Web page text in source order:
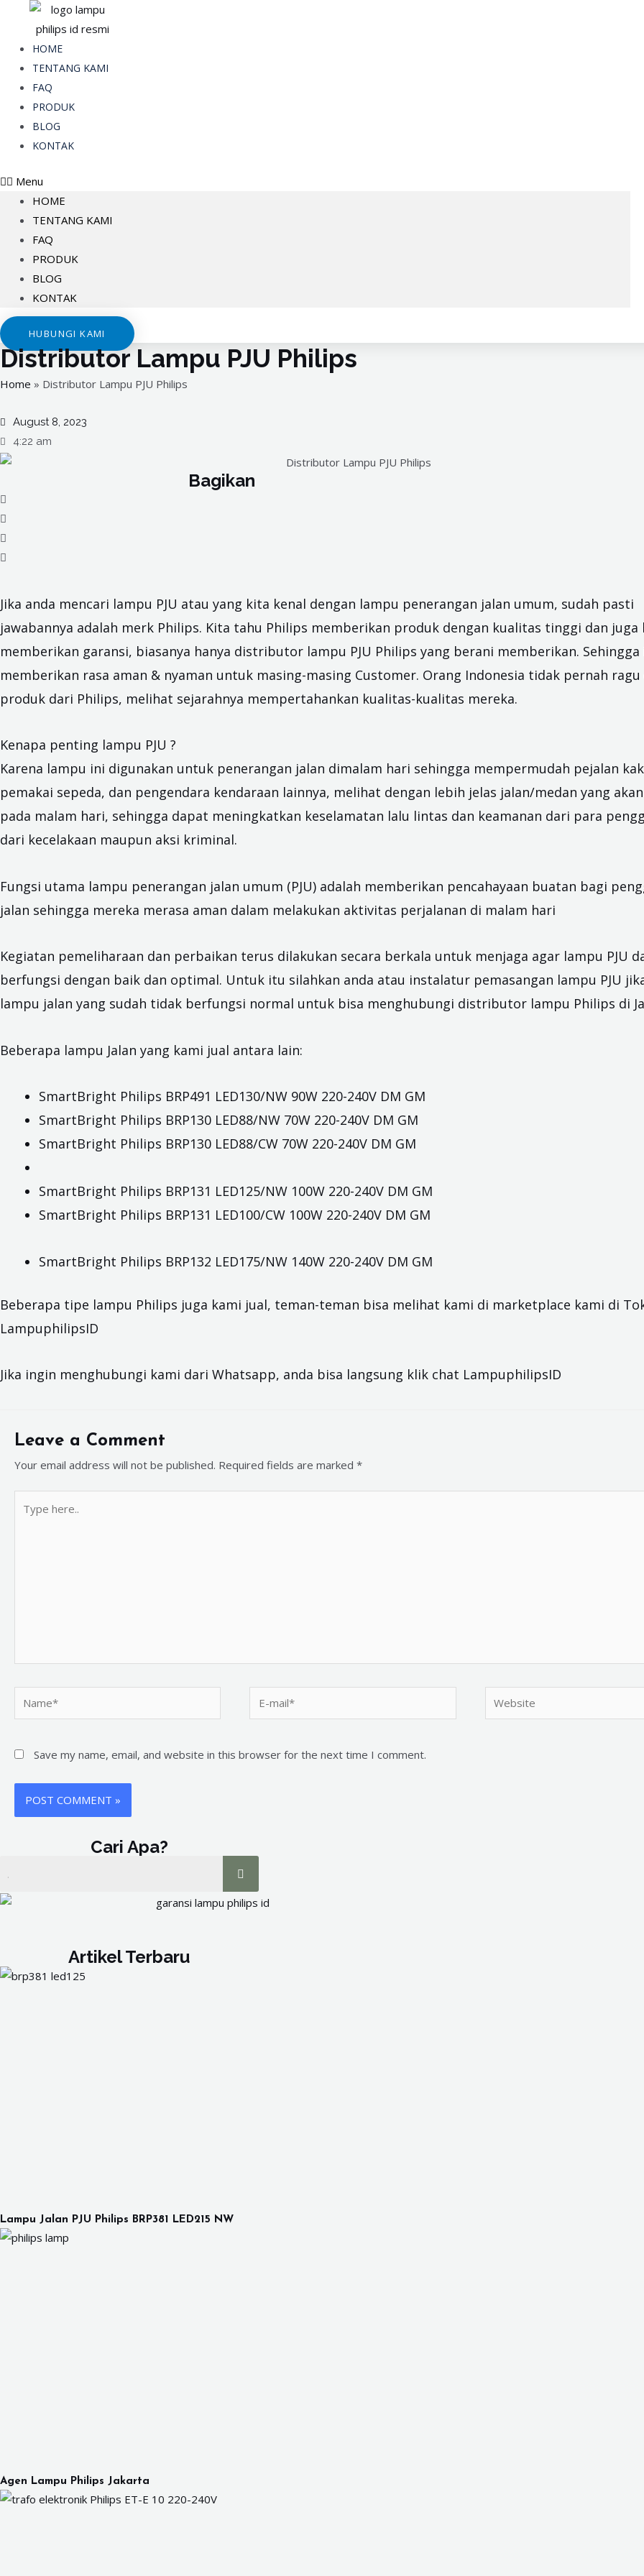
contentHOME
TENTANG KAMI
FAQ
PRODUK
BLOG
KONTAK
Menu
HOME
TENTANG KAMI
FAQ
PRODUK
BLOG
KONTAK
HUBUNGI KAMI
Distributor Lampu PJU Philips
Home » Distributor Lampu PJU Philips
August 8, 2023
4:22 am
Bagikan
Jika anda mencari lampu PJU atau yang kita kenal dengan lampu penerangan jalan umum, sudah pasti
jawabannya adalah merk Philips. Kita tahu Philips memberikan produk dengan kualitas tinggi dan juga
memberikan garansi, biasanya hanya distributor lampu PJU Philips yang berani memberikan. Sehingga
memberikan rasa aman & nyaman untuk masing-masing Customer. Orang Indonesia tidak pernah ragu
produk dari Philips, melihat sejarahnya mempertahankan kualitas-kualitas mereka.
Kenapa penting lampu PJU ?
Karena lampu ini digunakan untuk penerangan jalan dimalam hari sehingga mempermudah pejalan
pemakai sepeda, dan pengendara kendaraan lainnya, melihat dengan lebih jelas jalan/medan yang
pada malam hari, sehingga dapat meningkatkan keselamatan lalu lintas dan keamanan dari para
dari kecelakaan maupun aksi kriminal.
Fungsi utama lampu penerangan jalan umum (PJU) adalah memberikan pencahayaan buatan bagi
jalan sehingga mereka merasa aman dalam melakukan aktivitas perjalanan di malam hari
Kegiatan pemeliharaan dan perbaikan terus dilakukan secara berkala untuk menjaga agar lampu PJU
berfungsi dengan baik dan optimal. Untuk itu silahkan anda atau instalatur pemasangan lampu PJU
lampu jalan yang sudah tidak berfungsi normal untuk bisa menghubungi distributor lampu Philips di
Beberapa lampu Jalan yang kami jual antara lain:
SmartBright Philips BRP491 LED130/NW 90W 220-240V DM GM
SmartBright Philips BRP130 LED88/NW 70W 220-240V DM GM
SmartBright Philips BRP130 LED88/CW 70W 220-240V DM GM
SmartBright Philips BRP131 LED125/NW 100W 220-240V DM GM
SmartBright Philips BRP131 LED100/CW 100W 220-240V DM GM
SmartBright Philips BRP132 LED175/NW 140W 220-240V DM GM
Beberapa tipe lampu Philips juga kami jual, teman-teman bisa melihat kami di marketplace kami di
LampuphilipsID
Jika ingin menghubungi kami dari Whatsapp, anda bisa langsung klik chat LampuphilipsID
Leave a Comment
Your email address will not be published. Required fields are marked *
here..
mail*
Website
Save my name, email, and website in this browser for the next time I comment.
Cari Apa?
Artikel Terbaru
Lampu Jalan PJU Philips BRP381 LED215 NW
Agen Lampu Philips Jakarta